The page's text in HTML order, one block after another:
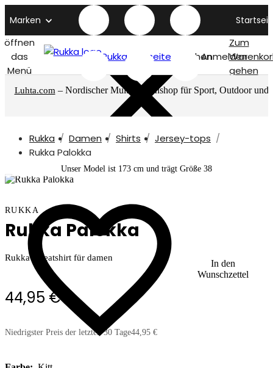
Marken
öffnen
das
Menü
Rukka titelseite SuchenAnmelden
Zum
gehen
Luhta.com – Nordischer Multimarkenshop für Sport, Outdoor und
Rukka Damen Shirts
Jersey-tops
Rukka Palokka
In den
Wunschzettel
Unser Model ist 173 cm und trägt Größe 38
RUKKA
Rukka Palokka
Rukka Sweatshirt für damen
44,95 €
Niedrigster Preis der letzten 30 Tage44,95 €